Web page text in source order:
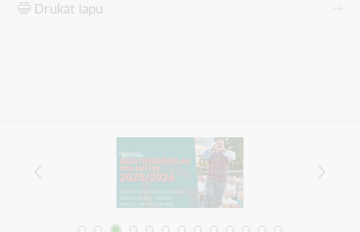
Drukāt lapu